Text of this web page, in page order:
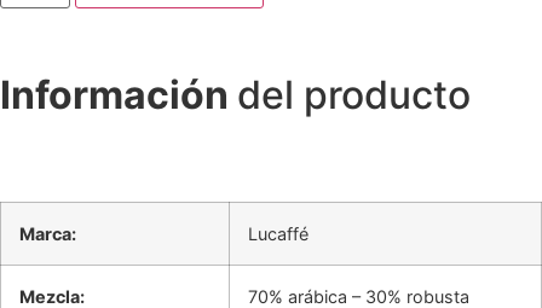
Información del producto
Marca: Lucaffé
Mezcla: 70% arábica – 30% robusta